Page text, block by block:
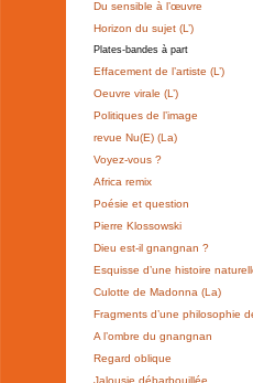
Du sensible à l’œuvre
Horizon du sujet (L’)
Plates-bandes à part
Effacement de l’artiste (L’)
Oeuvre virale (L’)
Politiques de l’image
revue Nu(E) (La)
Voyez-vous ?
Africa remix
Poésie et question
Pierre Klossowski
Dieu est-il gnangnan ?
Esquisse d’une histoire
Culotte de Madonna (La)
Fragments d’une philosophie
A l’ombre du gnangnan
Regard oblique
Jalousie débarbouillée